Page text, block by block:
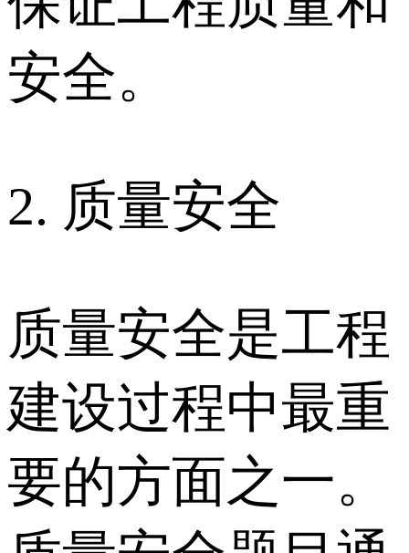
安全。
2. 质量安全
质量安全是工程
建设过程中最重
要的方面之一。